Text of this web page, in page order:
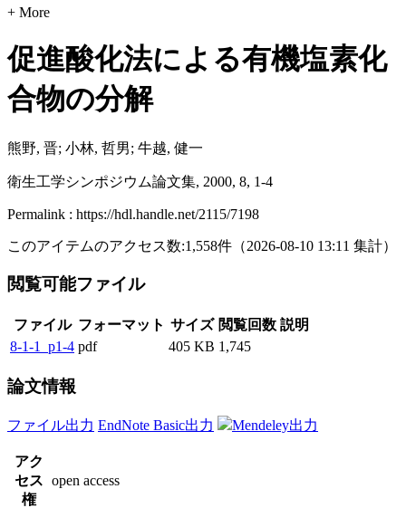
+ More
促進酸化法による有機塩素化
合物の分解
熊野, 晋; 小林, 哲男; 牛越, 健一
衛生工学シンポジウム論文集, 2000, 8, 1-4
Permalink : https://hdl.handle.net/2115/7198
このアイテムのアクセス数:1,558件 （2026-08-10 13:11 集計）
閲覧可能ファイル
ファイル フォーマット サイズ 閲覧回数 説明
8-1-1_p1-4 pdf 405 KB 1,745
論文情報
ファイル出力 EndNote Basic出力 Mendeley出力
アク
セス
権
open access